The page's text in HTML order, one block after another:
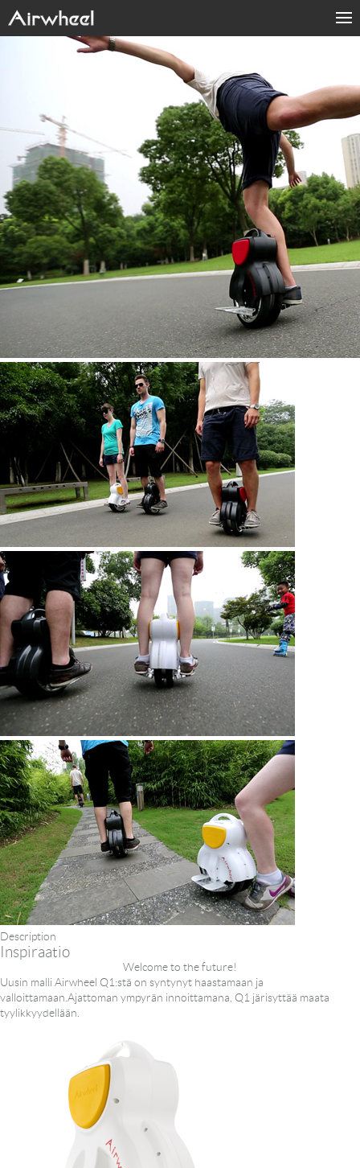
Fashion Now
APP
About Us
Contact Us
Description
Inspiraatio
Welcome to the future!
Uusin malli Airwheel Q1:stä on syntynyt haastamaan ja
valloittamaan.Ajattoman ympyrän innoittamana, Q1 järisyttää maata
tyylikkyydellään.